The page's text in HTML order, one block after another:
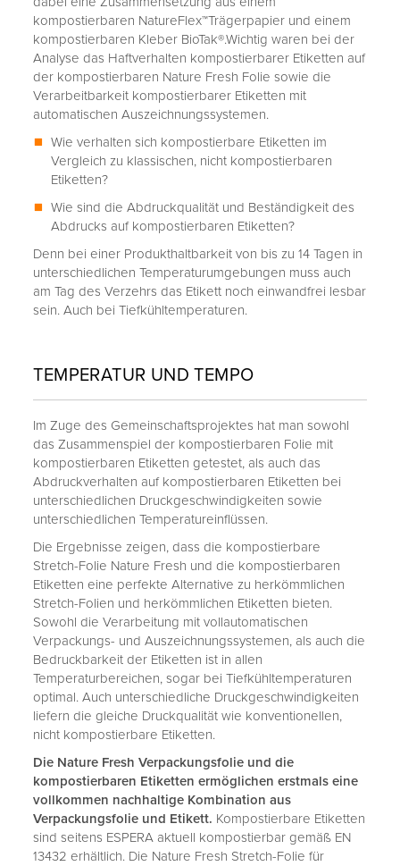
kompostierbaren NatureFlex™Trägerpapier und einem
kompostierbaren Kleber BioTak®.Wichtig waren bei der
Analyse das Haftverhalten kompostierbarer Etiketten auf
der kompostierbaren Nature Fresh Folie sowie die
Verarbeitbarkeit kompostierbarer Etiketten mit
automatischen Auszeichnungssystemen.
Wie verhalten sich kompostierbare Etiketten im
Vergleich zu klassischen, nicht kompostierbaren
Etiketten?
Wie sind die Abdruckqualität und Beständigkeit des
Abdrucks auf kompostierbaren Etiketten?
Denn bei einer Produkthaltbarkeit von bis zu 14 Tagen in
unterschiedlichen Temperaturumgebungen muss auch
am Tag des Verzehrs das Etikett noch einwandfrei lesbar
sein. Auch bei Tiefkühltemperaturen.
TEMPERATUR UND TEMPO
Im Zuge des Gemeinschaftsprojektes hat man sowohl
das Zusammenspiel der kompostierbaren Folie mit
kompostierbaren Etiketten getestet, als auch das
Abdruckverhalten auf kompostierbaren Etiketten bei
unterschiedlichen Druckgeschwindigkeiten sowie
unterschiedlichen Temperatureinflüssen.
Die Ergebnisse zeigen, dass die kompostierbare
Stretch-Folie Nature Fresh und die kompostierbaren
Etiketten eine perfekte Alternative zu herkömmlichen
Stretch-Folien und herkömmlichen Etiketten bieten.
Sowohl die Verarbeitung mit vollautomatischen
Verpackungs- und Auszeichnungssystemen, als auch die
Bedruckbarkeit der Etiketten ist in allen
Temperaturbereichen, sogar bei Tiefkühltemperaturen
optimal. Auch unterschiedliche Druckgeschwindigkeiten
liefern die gleiche Druckqualität wie konventionellen,
nicht kompostierbare Etiketten.
Die Nature Fresh Verpackungsfolie und die
kompostierbaren Etiketten ermöglichen erstmals eine
vollkommen nachhaltige Kombination aus
Verpackungsfolie und Etikett. Kompostierbare Etiketten
sind seitens ESPERA aktuell kompostierbar gemäß EN
13432 erhältlich. Die Nature Fresh Stretch-Folie für